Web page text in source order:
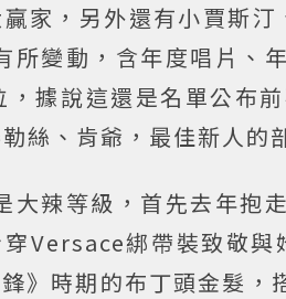
家，另外還有小賈斯
所變動，含年度唱片、
據說這還是名單公布
絲、肯爺，最佳新人
大辣等級，首先去年抱
Versace綁帶裝致敬
》時期的布丁頭金髮